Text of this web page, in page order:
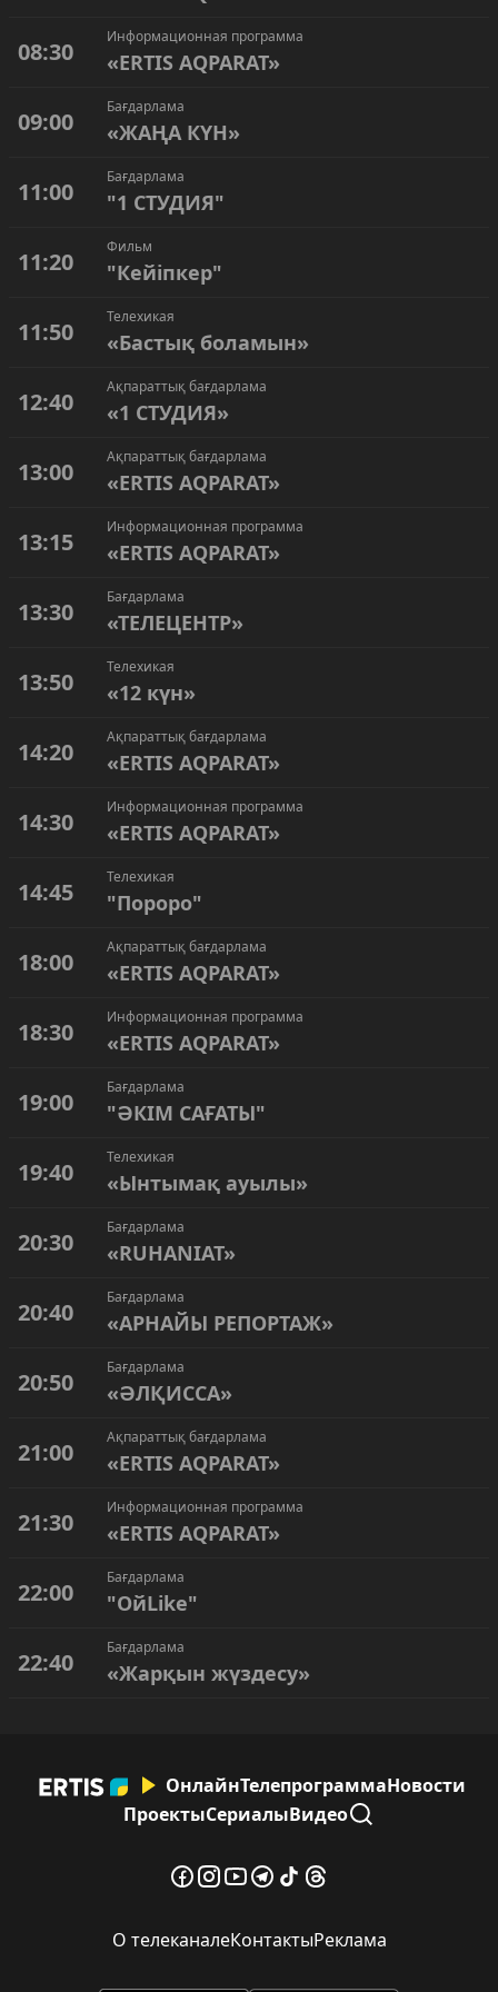
08:30
Информационная программа
«ERTIS AQPARAT»
09:00
Бағдарлама
«ЖАҢА КҮН»
11:00
Бағдарлама
"1 СТУДИЯ"
11:20
Фильм
"Кейіпкер"
11:50
Телехикая
«Бастық боламын»
12:40
Ақпараттық бағдарлама
«1 СТУДИЯ»
13:00
Ақпараттық бағдарлама
«ERTIS AQPARAT»
13:15
Информационная программа
«ERTIS AQPARAT»
13:30
Бағдарлама
«ТЕЛЕЦЕНТР»
13:50
Телехикая
«12 күн»
14:20
Ақпараттық бағдарлама
«ERTIS AQPARAT»
14:30
Информационная программа
«ERTIS AQPARAT»
14:45
Телехикая
"Пороро"
18:00
Ақпараттық бағдарлама
«ERTIS AQPARAT»
18:30
Информационная программа
«ERTIS AQPARAT»
19:00
Бағдарлама
"ӘКІМ САҒАТЫ"
19:40
Телехикая
«Ынтымақ ауылы»
20:30
Бағдарлама
«RUHANIAT»
20:40
Бағдарлама
«АРНАЙЫ РЕПОРТАЖ»
20:50
Бағдарлама
«ӘЛҚИССА»
21:00
Ақпараттық бағдарлама
«ERTIS AQPARAT»
21:30
Информационная программа
«ERTIS AQPARAT»
22:00
Бағдарлама
"ОйLike"
22:40
Бағдарлама
«Жарқын жүздесу»
ОнлайнТелепрограммаНовости
ПроектыСериалыВидео
О телеканалеКонтактыРеклама